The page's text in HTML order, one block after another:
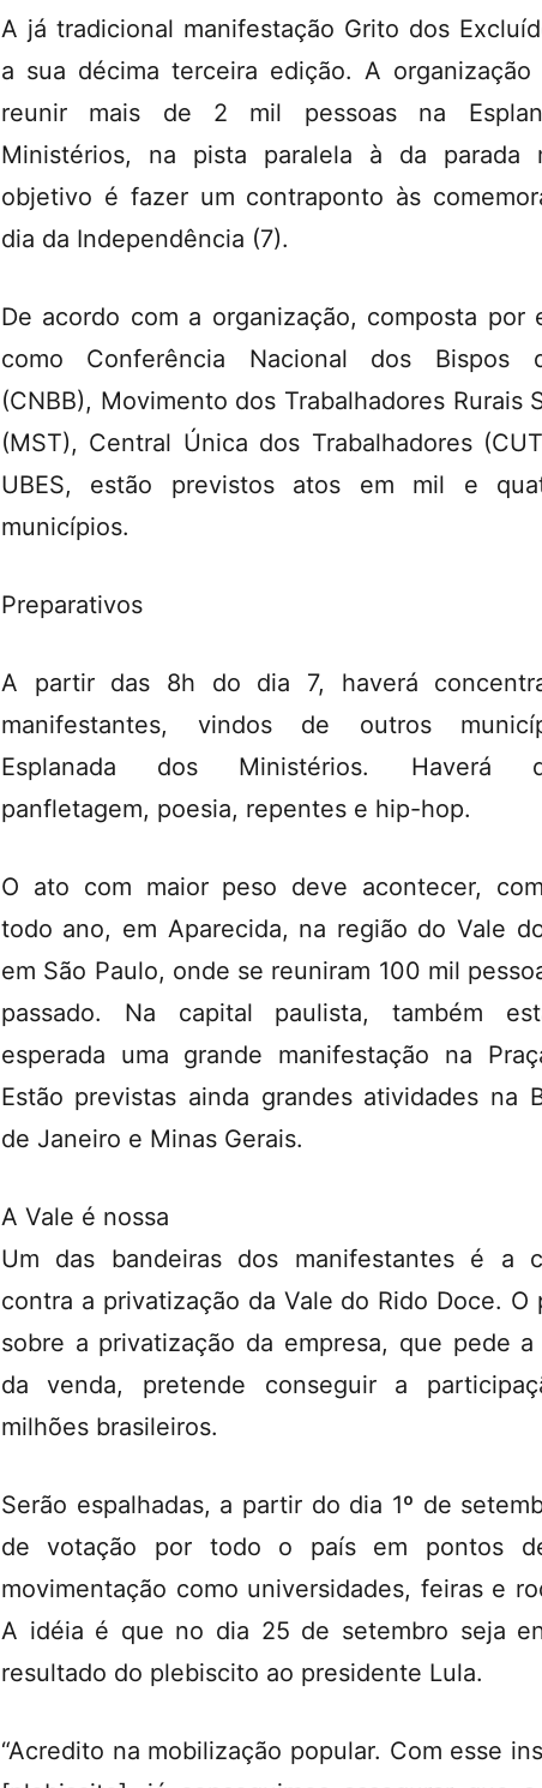
A já tradicional manifestação Grito dos
a sua décima terceira edição. A organização
reunir mais de 2 mil pessoas na
Ministérios, na pista paralela à da parada
objetivo é fazer um contraponto às
dia da Independência (7).
De acordo com a organização, composta por
como Conferência Nacional dos Bispos
(CNBB), Movimento dos Trabalhadores Rurais
(MST), Central Única dos Trabalhadores
UBES, estão previstos atos em mil e
municípios.
Preparativos
A partir das 8h do dia 7, haverá
manifestantes, vindos de outros
Esplanada dos Ministérios. Haverá
panfletagem, poesia, repentes e hip-hop.
O ato com maior peso deve acontecer,
todo ano, em Aparecida, na região do Vale
em São Paulo, onde se reuniram 100 mil
passado. Na capital paulista, também
esperada uma grande manifestação na
Estão previstas ainda grandes atividades na
de Janeiro e Minas Gerais.
A Vale é nossa
Um das bandeiras dos manifestantes é a
contra a privatização da Vale do Rido Doce. O
sobre a privatização da empresa, que pede a
da venda, pretende conseguir a
milhões brasileiros.
Serão espalhadas, a partir do dia 1º de
de votação por todo o país em pontos
movimentação como universidades, feiras e
A idéia é que no dia 25 de setembro seja
resultado do plebiscito ao presidente Lula.
“Acredito na mobilização popular. Com esse